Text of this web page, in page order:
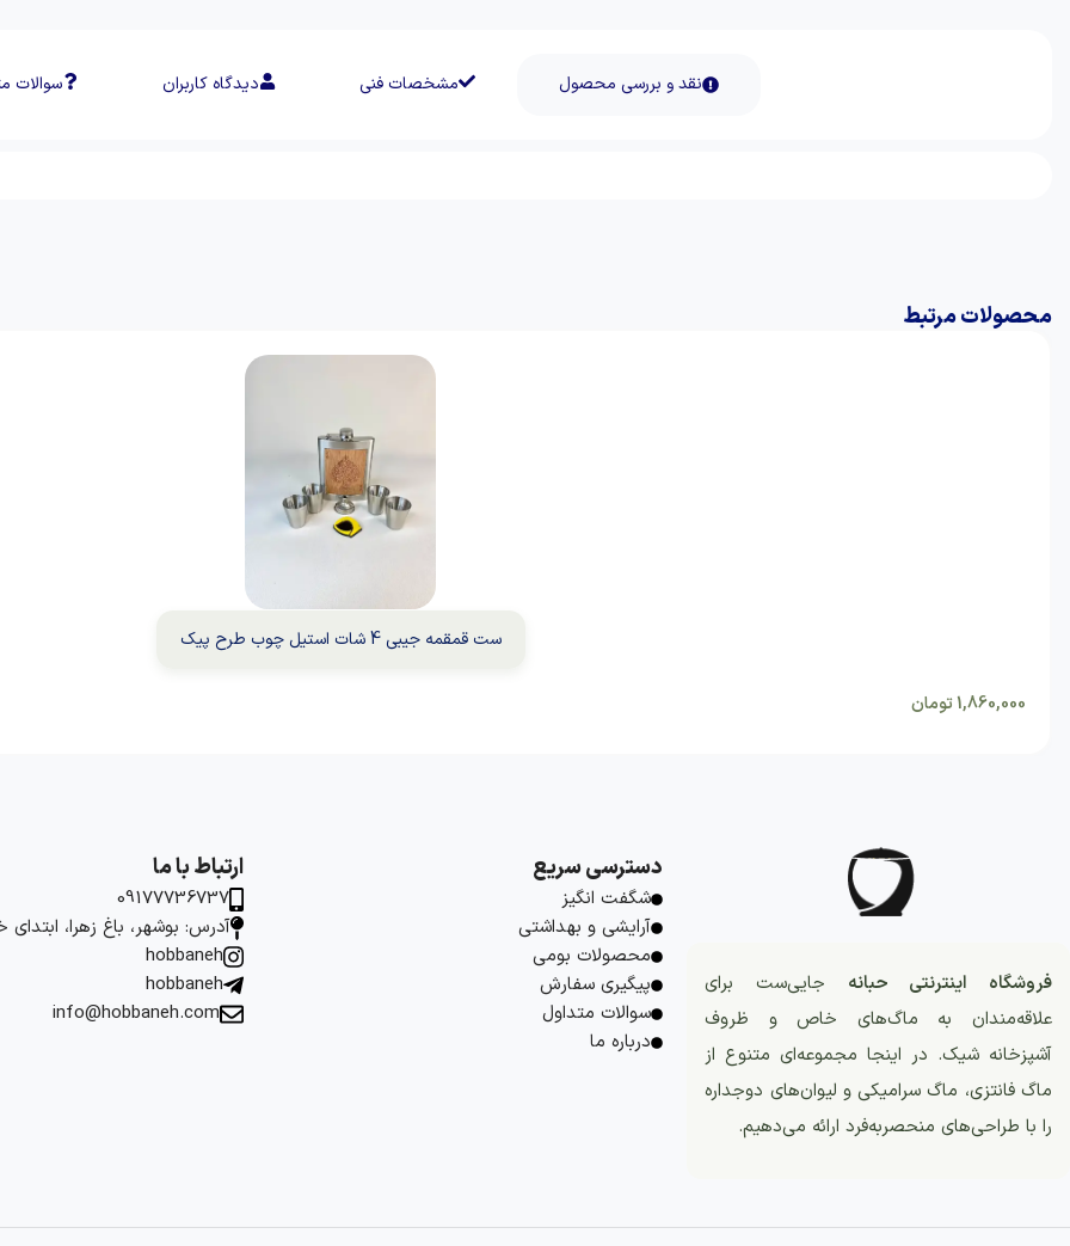
نقد و بررسی محصول مشخصات فنی دیدگاه کاربران سوالات
محصولات مرتبط
ست قمقمه جیبی 4 شات استیل چوب طرح پیک
1,860,000تومان
فروشگاه اینترنتی حبانه جایی‌ست برای
علاقه‌مندان به ماگ‌های خاص و ظروف
آشپزخانه شیک. در اینجا مجموعه‌ای متنوع از
ماگ فانتزی، ماگ سرامیکی و لیوان‌های دوجداره
را با طراحی‌های منحصربه‌فرد ارائه می‌دهیم.
دسترسی سریع
شگفت انگیز
آرایشی و بهداشتی
محصولات بومی
پیگیری سفارش
سوالات متداول
درباره ما
ارتباط با ما
09177736737
آدرس: بوشهر، باغ زهرا،
hobbaneh
hobbaneh
info@hobbaneh.com